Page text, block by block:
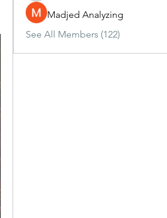
Madjed Analyzing
See All Members (122)